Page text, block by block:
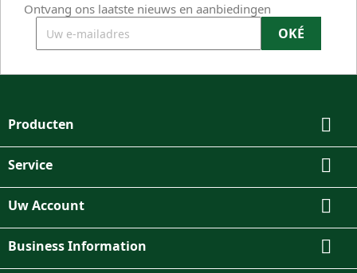
Ontvang ons laatste nieuws en aanbiedingen
Producten 
Service 
Uw Account 
Business Information 